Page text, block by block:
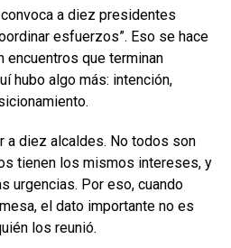
a diez presidentes
esfuerzos”. Eso se hace
encuentros que terminan
hubo algo más: intención,
a diez alcaldes. No todos son
tienen los mismos intereses, y
urgencias. Por eso, cuando
el dato importante no es
los reunió.